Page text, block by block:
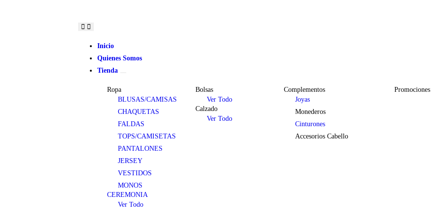
Inicio
Quienes Somos
Tienda
Ropa
BLUSAS/CAMISAS
CHAQUETAS
FALDAS
TOPS/CAMISETAS
PANTALONES
JERSEY
VESTIDOS
MONOS
CEREMONIA
Ver Todo
Bolsas
Ver Todo
Calzado
Ver Todo
Complementos
Joyas
Monederos
Cinturones
Accesorios Cabello
Promociones